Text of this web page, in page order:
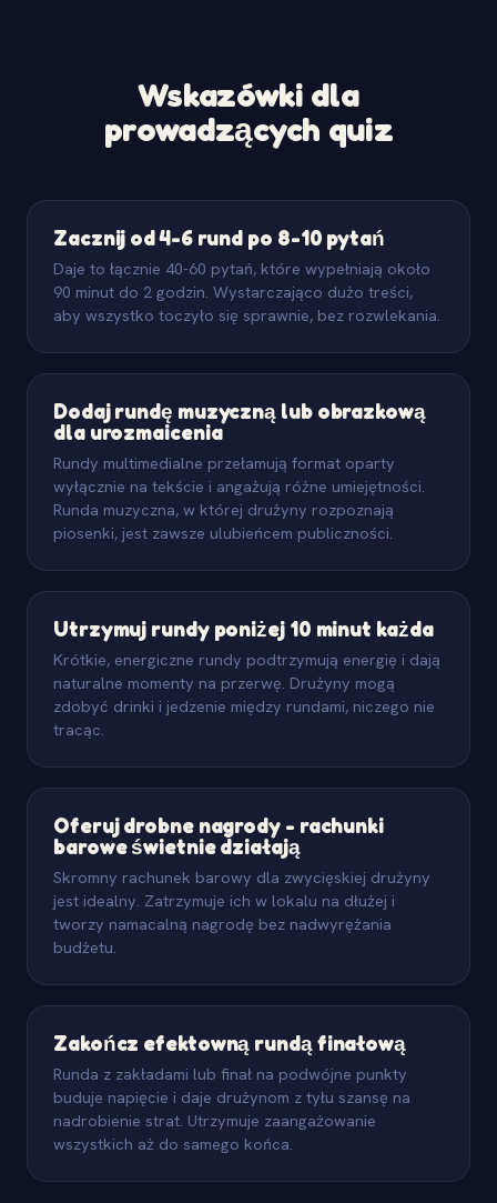
Wskazówki dla
prowadzących quiz
Zacznij od 4-6 rund po 8-10 pytań
Daje to łącznie 40-60 pytań, które wypełniają około
90 minut do 2 godzin. Wystarczająco dużo treści,
aby wszystko toczyło się sprawnie, bez rozwlekania.
Dodaj rundę muzyczną lub obrazkową
dla urozmaicenia
Rundy multimedialne przełamują format oparty
wyłącznie na tekście i angażują różne umiejętności.
Runda muzyczna, w której drużyny rozpoznają
piosenki, jest zawsze ulubieńcem publiczności.
Utrzymuj rundy poniżej 10 minut każda
Krótkie, energiczne rundy podtrzymują energię i dają
naturalne momenty na przerwę. Drużyny mogą
zdobyć drinki i jedzenie między rundami, niczego nie
tracąc.
Oferuj drobne nagrody - rachunki
barowe świetnie działają
Skromny rachunek barowy dla zwycięskiej drużyny
jest idealny. Zatrzymuje ich w lokalu na dłużej i
tworzy namacalną nagrodę bez nadwyrężania
budżetu.
Zakończ efektowną rundą finałową
Runda z zakładami lub finał na podwójne punkty
buduje napięcie i daje drużynom z tyłu szansę na
nadrobienie strat. Utrzymuje zaangażowanie
wszystkich aż do samego końca.